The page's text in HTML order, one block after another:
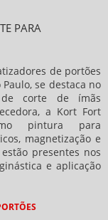
PARA
de portões
se destaca no
corte de ímãs
a Kort Fort
pintura para
magnetização e
presentes nos
e aplicação